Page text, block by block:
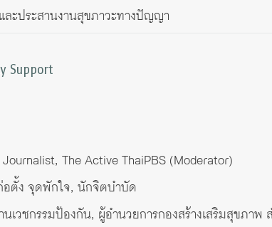
ะประสานงานสุขภาวะทางปัญญา
Support
The Active ThaiPBS (Moderator)
ตั้ง จุดพักใจ, นักจิตบำบัด
วชกรรมป้องกัน, ผู้อำนวยการกองสร้างเสริมสุขภาพ